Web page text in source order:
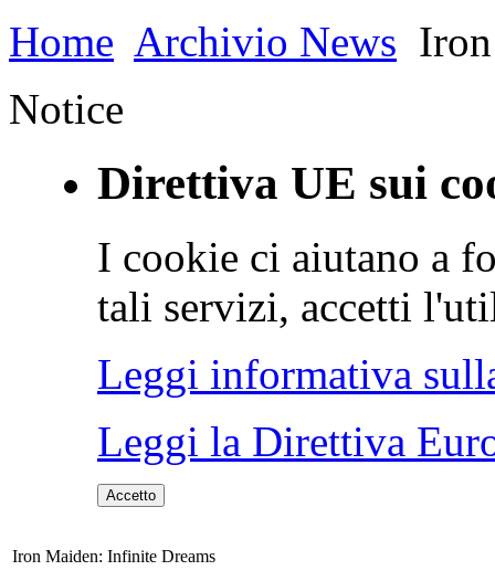
Home Archivio News
Notice
Direttiva UE sui
I cookie ci aiutano a
tali servizi, accetti
Leggi informativa
Leggi la Direttiva
Accetto
Iron Maiden: Infinite Dreams